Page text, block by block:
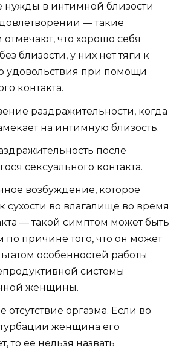
нужды в интимной близости
— такие
что хорошо себя
близости, у них нет тяги к
удовольствия при помощи
контакта.
раздражительности, когда
на интимную близость.
после
сексуального контакта.
возбуждение, которое
сухости во влагалище во время
— такой симптом может быть
по причине того, что он может
особенностей работы
системы
женщины.
отсутствие оргазма. Если во
женщина его
то ее нельзя назвать